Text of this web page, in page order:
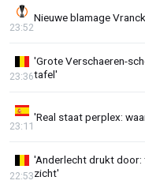
Nieuwe blamage
23:52
'Grote Verschaeren-
tafel'
23:36
'Real staat perplex:
23:11
'Anderlecht drukt door:
zicht'
22:53